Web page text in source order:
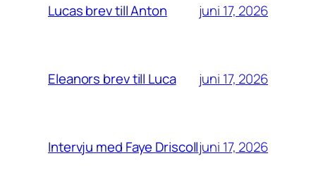
Lucas brev till Anton juni 17, 2026
Eleanors brev till Luca juni 17, 2026
Intervju med Faye Driscolljuni 17, 2026